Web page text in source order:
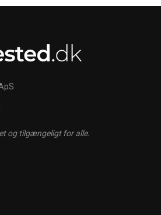
og tilgængeligt for alle.